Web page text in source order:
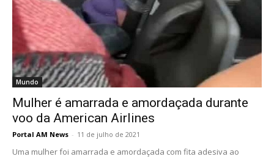
Mundo
Mulher é amarrada e amordaçada durante
voo da American Airlines
Portal AM News - 11 de julho de 2021
Uma mulher foi amarrada e amordaçada com fita adesiva ao